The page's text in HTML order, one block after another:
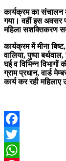
कार्यक्रम का संचालन
गया। वहीं इस अवसर
महिला सशक्तिकरण
कार्यक्रम में मीना
वालिया, पुष्पा
घई व विभिन्न विभागों
ग्राम प्रधान, वार्ड
कार्य कर रही महिलाए
Facebook
Twitter